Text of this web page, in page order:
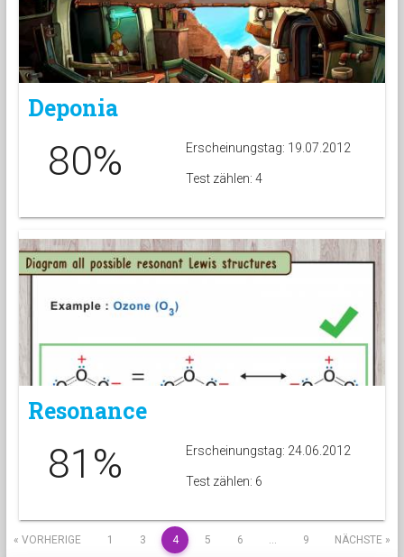
Deponia
80% Erscheinungstag: 19.07.2012
Test zählen: 4
Resonance
81% Erscheinungstag: 24.06.2012
Test zählen: 6
« VORHERIGE 1 3 4 5 6 9 NÄCHSTE »